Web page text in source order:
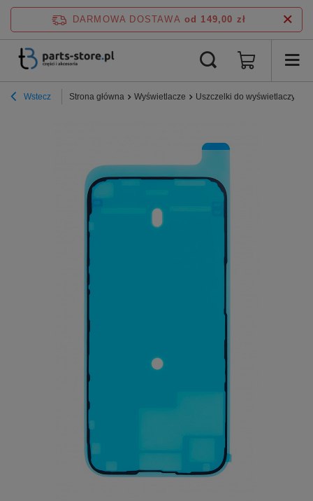
DARMOWA DOSTAWA od 149,00 zł
Wstecz Strona główna Wyświetlacze Uszczelki do wyświetlaczy